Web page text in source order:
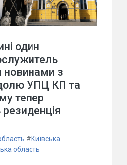
один
новинами з
УПЦ КП та
тепер
#Київська
область